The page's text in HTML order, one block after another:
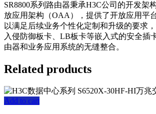
SR8800系列路由器秉承H3C公司的开发
放应用架构（OAA），提供了开放应用平
以满足后续业务个性化定制和升级的要求
入侵防御板卡、LB板卡等嵌入式的安全插
由器和业务应用系统的无缝整合。
Related products
Add to cart